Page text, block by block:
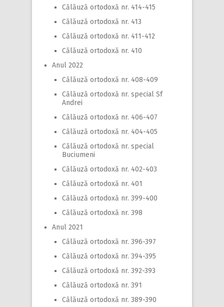
Călăuză ortodoxă nr. 414-415
Călăuză ortodoxă nr. 413
Călăuză ortodoxă nr. 411-412
Călăuză ortodoxă nr. 410
Anul 2022
Călăuză ortodoxă nr. 408-409
Călăuză ortodoxă nr. special Sf
Andrei
Călăuză ortodoxă nr. 406-407
Călăuză ortodoxă nr. 404-405
Călăuză ortodoxă nr. special
Buciumeni
Călăuză ortodoxă nr. 402-403
Călăuză ortodoxă nr. 401
Călăuză ortodoxă nr. 399-400
Călăuză ortodoxă nr. 398
Anul 2021
Călăuză ortodoxă nr. 396-397
Călăuză ortodoxă nr. 394-395
Călăuză ortodoxă nr. 392-393
Călăuză ortodoxă nr. 391
Călăuză ortodoxă nr. 389-390